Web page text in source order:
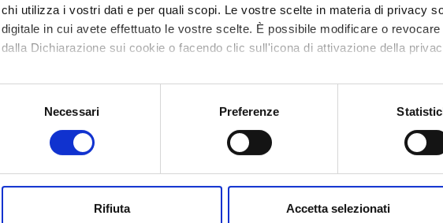
chi utilizza i vostri dati e per quali scopi. Le vostre scelte in materia di privacy
digitale in cui avete effettuato le vostre scelte. È possibile modificare o
dalla Dichiarazione sui cookie o facendo clic sull'icona di attivazione della
Con il tuo consenso, vorremmo anche:
raccogliere informazioni sulla tua posizione geografica, con
digitali).
modificare o ritirare il tuo consenso in qualsiasi momento dalla Dichiarazione
Necessari Preferenze
Rifiuta Accetta selezionati